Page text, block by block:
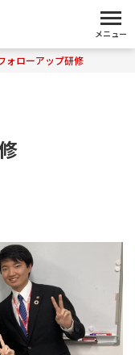
メニュー
ォローアップ研修